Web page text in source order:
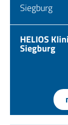
Siegburg
HELIOS
Siegburg